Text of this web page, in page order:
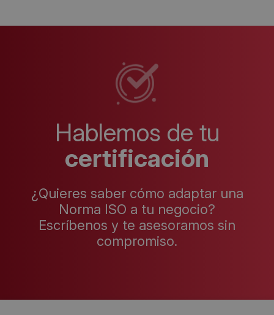
Hablemos de tu
certificación
¿Quieres saber cómo adaptar una
Norma ISO a tu negocio?
Escríbenos y te asesoramos sin
compromiso.